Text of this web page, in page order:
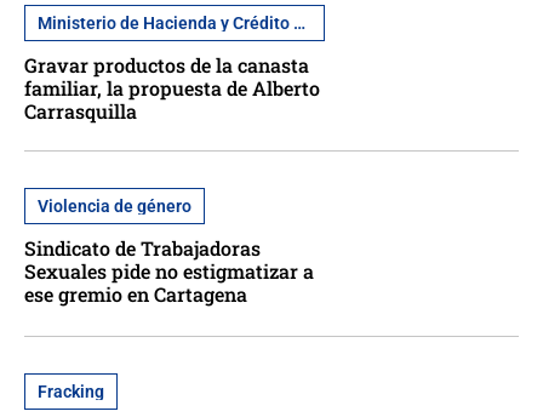
Ministerio de Hacienda y Crédito Público
Gravar productos de la canasta
familiar, la propuesta de Alberto
Carrasquilla
Violencia de género
Sindicato de Trabajadoras
Sexuales pide no estigmatizar a
ese gremio en Cartagena
Fracking